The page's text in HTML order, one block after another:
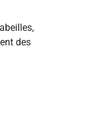
des